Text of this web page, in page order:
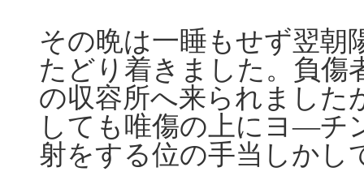
その晩は一睡もせず翌朝
たどり着きました。負傷
の収容所へ来られました
しても唯傷の上にヨ―チ
射をする位の手当しかし